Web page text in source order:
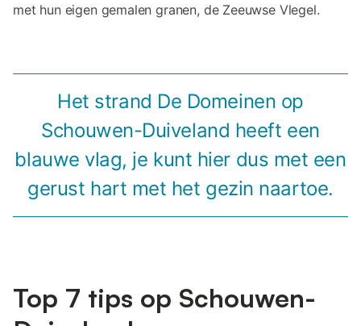
met hun eigen gemalen granen, de Zeeuwse Vlegel.
Het strand De Domeinen op
Schouwen-Duiveland heeft een
blauwe vlag, je kunt hier dus met een
gerust hart met het gezin naartoe.
Top 7 tips op Schouwen-